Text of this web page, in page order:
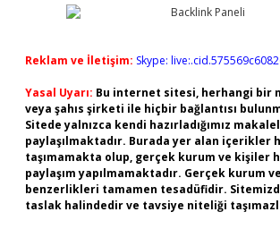
Reklam ve İletişim: Skype:
Yasal Uyarı: Bu internet sitesi, herhangi bir
veya şahıs şirketi ile hiçbir bağlantısı
Sitede yalnızca kendi hazırladığımız
paylaşılmaktadır. Burada yer alan içerikler
taşımamakta olup, gerçek kurum ve kişiler
paylaşım yapılmamaktadır. Gerçek kurum
benzerlikleri tamamen tesadüfidir.
taslak halindedir ve tavsiye niteliği